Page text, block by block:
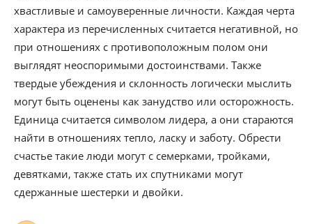
хвастливые и самоуверенные личности. Каждая черта
характера из перечисленных считается негативной, но
при отношениях с противоположным полом они
выглядят неоспоримыми достоинствами. Также
твердые убеждения и склонность логически мыслить
могут быть оценены как занудство или осторожность.
Единица считается символом лидера, а они стараются
найти в отношениях тепло, ласку и заботу. Обрести
счастье такие люди могут с семерками, тройками,
девятками, также стать их спутниками могут
сдержанные шестерки и двойки.